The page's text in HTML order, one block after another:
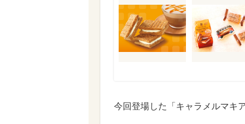
今回登場した「キャラメルマキ